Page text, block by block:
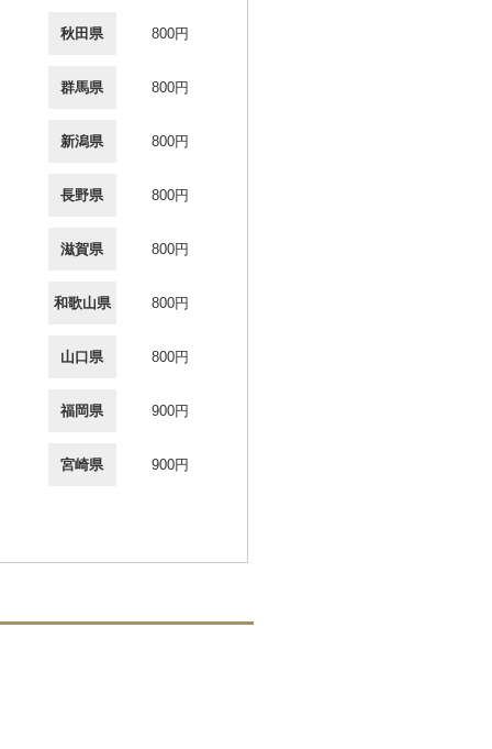
秋田県 800円
群馬県 800円
新潟県 800円
長野県 800円
滋賀県 800円
和歌山県 800円
山口県 800円
福岡県 900円
宮崎県 900円